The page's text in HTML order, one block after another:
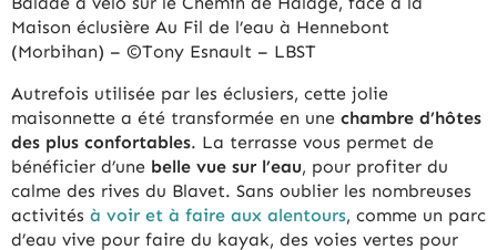
Maison éclusière Au Fil de l’eau à Hennebont
(Morbihan) – ©Tony Esnault – LBST
Autrefois utilisée par les éclusiers, cette jolie
maisonnette a été transformée en une chambre d’hôtes
des plus confortables. La terrasse vous permet de
bénéficier d’une belle vue sur l’eau, pour profiter du
calme des rives du Blavet. Sans oublier les nombreuses
activités à voir et à faire aux alentours, comme un parc
d’eau vive pour faire du kayak, des voies vertes pour